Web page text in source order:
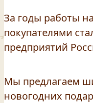
За годы работы
покупателями
предприятий
Мы предлагаем
новогодних